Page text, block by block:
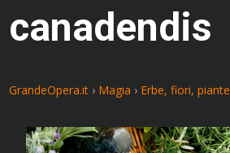
canadendis
GrandeOpera.it › Magia › Erbe, fiori, piante